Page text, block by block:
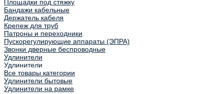
Площадки под стяжку
Бандажи кабельные
Держатель кабеля
Крепеж для труб
Патроны и переходники
Пускорегулирующие аппараты (ЭПРА)
Звонки дверные беспроводные
Удлинители
Удлинители
Все товары категории
Удлинители бытовые
Удлинители на рамке